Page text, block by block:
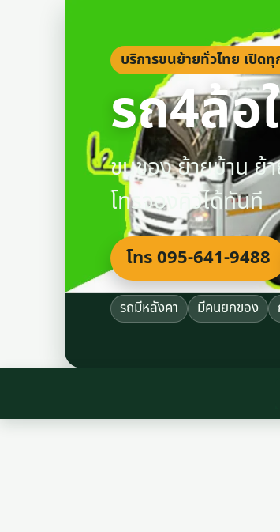
บริการขนย้ายทั่วไทย เปิด
รถ4ล้
ขนของ ย้ายบ้าน ย้
โทรจองคิวได้ทันที
โทร 095-641-9488
รถมีหลังคา มีคนยกของ